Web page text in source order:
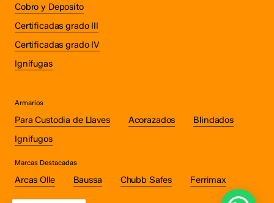
Cobro y Deposito
Certificadas grado III
Certificadas grado IV
Ignífugas
Armarios
Para Custodia de Llaves Acorazados
Blindados
Ignifugos
Marcas Destacadas
Arcas Olle Baussa Chubb Safes Ferrimax